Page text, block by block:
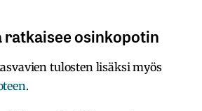
ratkaisee osinkopotin
tulosten lisäksi myös
.